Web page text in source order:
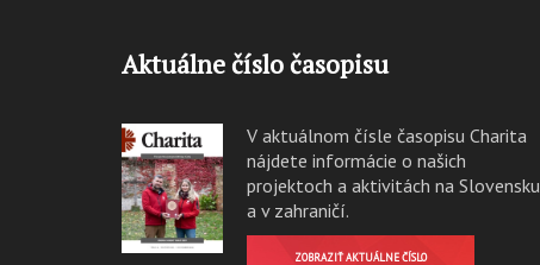
Aktuálne číslo časopisu
V aktuálnom čísle časopisu Charita
nájdete informácie o našich
projektoch a aktivitách na Slovensku
a v zahraničí.
ZOBRAZIŤ AKTUÁLNE ČÍSLO